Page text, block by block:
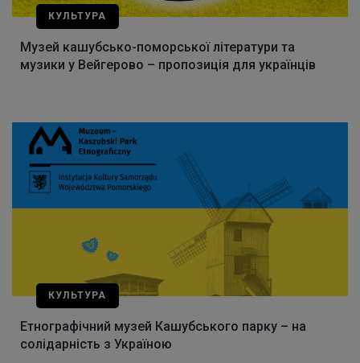
КУЛЬТУРА
Музей кашубсько-поморської літератури та
музики у Вейгерово – пропозиція для українців
КУЛЬТУРА
Етнографічний музей Кашубського парку – на
солідарність з Україною